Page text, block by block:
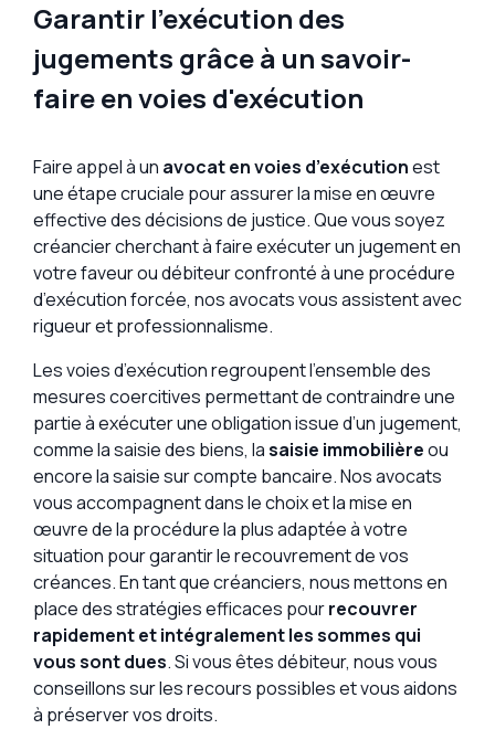
Garantir l'exécution des
jugements grâce à un savoir-
faire en voies d'exécution
Faire appel à un avocat en voies d’exécutionest
une étape cruciale pour assurer la mise en œuvre
effective des décisions de justice. Que vous soyez
créancier cherchant à faire exécuter un jugement en
votre faveur ou débiteur confronté à une procédure
d’exécution forcée, nos avocats vous assistent avec
rigueur et professionnalisme.
Les voies d’exécution regroupent l’ensemble des
mesures coercitives permettant de contraindre une
partie à exécuter une obligation issue d’un jugement,
comme la saisie des biens, lasaisie immobilièreou
encore la saisie sur compte bancaire. Nos avocats
vous accompagnent dans le choix et la mise en
œuvre de la procédure la plus adaptée à votre
situation pour garantir le recouvrement de vos
créances. En tant que créanciers, nous mettons en
place des stratégies efficaces pourrecouvrer
rapidement et intégralement les sommes qui
vous sont dues. Si vous êtes débiteur, nous vous
conseillons sur les recours possibles et vous aidons
à préserver vos droits.